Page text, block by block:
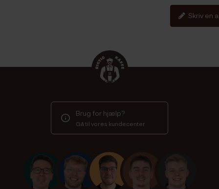
Skriv en
Brug for hjælp?
Gå til vores kundecenter